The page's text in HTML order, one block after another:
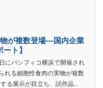
が複数登場—国内企業
ト】
にパシフィコ横浜で開催され
れる細胞性食肉の実物が複数
る展示が目立ち、試作品...